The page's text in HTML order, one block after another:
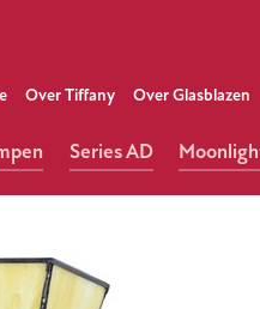
Over Tiffany Over Glasblazen
Series AD